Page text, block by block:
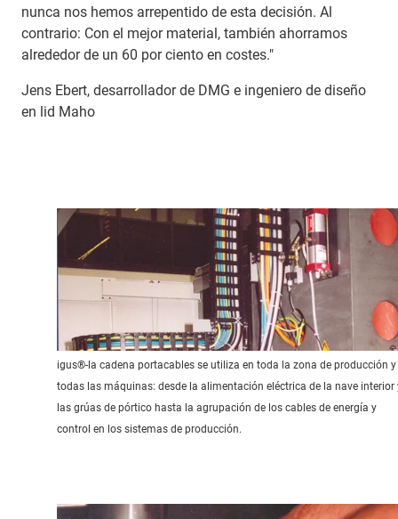
nunca nos hemos arrepentido de esta decisión. Al
contrario: Con el mejor material, también ahorramos
alrededor de un 60 por ciento en costes."
Jens Ebert, desarrollador de DMG e ingeniero de diseño
en lid Maho
igus®-la cadena portacables se utiliza en toda la zona de producción y
todas las máquinas: desde la alimentación eléctrica de la nave interior
las grúas de pórtico hasta la agrupación de los cables de energía y
control en los sistemas de producción.